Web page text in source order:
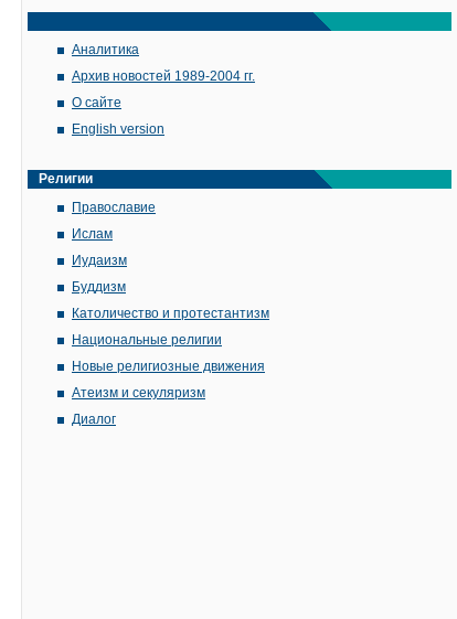
Аналитика
Архив новостей 1989-2004 гг.
О сайте
English version
Религии
Православие
Ислам
Иудаизм
Буддизм
Католичество и протестантизм
Национальные религии
Новые религиозные движения
Атеизм и секуляризм
Диалог